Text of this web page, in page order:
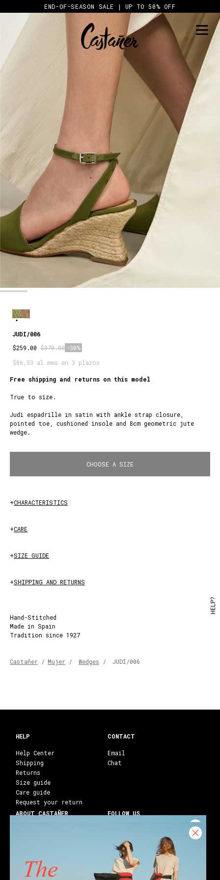
to
END-OF-SEASON SALE | UP TO 50% OFF
JUDI/006
$259.00 $370.00 -30%
$86,33 al mes en 3 plazos
Free shipping and returns on this model
True to size.
Judi espadrille in satin with ankle strap closure,
pointed toe, cushioned insole and 8cm geometric jute
wedge.
CHOOSE A SIZE
+CHARACTERISTICS
+CARE
+SIZE GUIDE
+SHIPPING AND RETURNS
Hand-Stitched
Made in Spain
Tradition since 1927
Castañer / Mujer / Wedges / JUDI/006
CONTACT
Email
Chat
HELP
Help Center
Shipping
Returns
Size guide
Care guide
Request your return
ABOUT CASTAÑER
Franchises
Stores
FOLLOW US
Facebook
Youtube
Blog
HELP?